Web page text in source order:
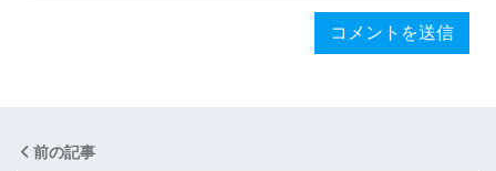
前の記事